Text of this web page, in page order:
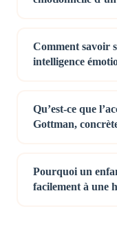
Comment savoir
intelligence
Qu’est-ce que
Gottman,
Pourquoi un
facilement à une